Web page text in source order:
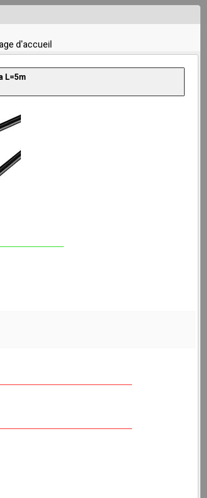
d'accueil
L=5m